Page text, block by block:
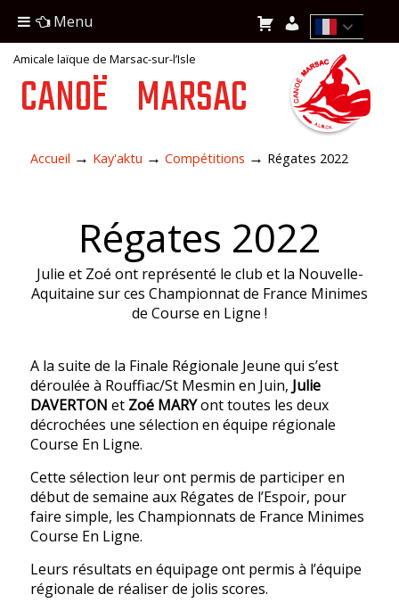
Amicale laïque de Marsac-sur-l’Isle
CANOË MARSAC
Accueil → Kay'aktu → Compétitions → Régates 2022
Régates 2022
Julie et Zoé ont représenté le club et la Nouvelle-
Aquitaine sur ces Championnat de France Minimes
de Course en Ligne !
A la suite de la Finale Régionale Jeune qui s’est
déroulée à Rouffiac/St Mesmin en Juin, Julie
DAVERTON et Zoé MARYont toutes les deux
décrochées une sélection en équipe régionale
Course En Ligne.
Cette sélection leur ont permis de participer en
début de semaine aux Régates de l’Espoir, pour
faire simple, les Championnats de France Minimes
Course En Ligne.
Leurs résultats en équipage ont permis à l’équipe
régionale de réaliser de jolis scores.
Menu